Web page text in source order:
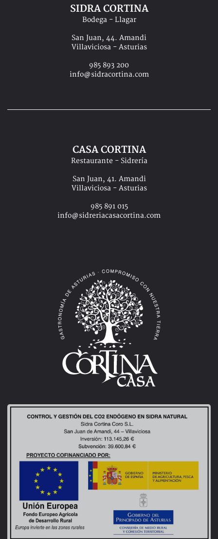
SIDRA CORTINA
Bodega - Llagar
San Juan, 44. Amandi
Villaviciosa - Asturias
985 893 200
info@sidracortina.com
CASA CORTINA
Restaurante - Sidrería
San Juan, 41. Amandi
Villaviciosa - Asturias
985 891 015
info@sidreriacasacortina.com